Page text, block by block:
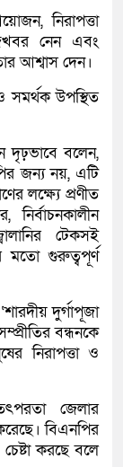
নিরাপত্তা
নেন এবং
আশ্বাস দেন।
সমর্থক উপস্থিত
দৃঢ়ভাবে বলেন,
জন্য নয়, এটি
লক্ষ্যে প্রণীত
টেকসই
মতো গুরুত্বপূর্ণ
দুর্গাপূজা
বন্ধনকে
নিরাপত্তা ও
জেলার
বিএনপির
করছে বলে